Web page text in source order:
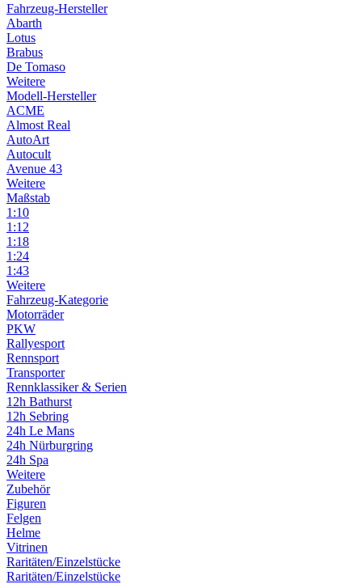
Fahrzeug-Hersteller
Abarth
Lotus
Brabus
De Tomaso
Weitere
Modell-Hersteller
ACME
Almost Real
AutoArt
Autocult
Avenue 43
Weitere
Maßstab
1:10
1:12
1:18
1:24
1:43
Weitere
Fahrzeug-Kategorie
Motorräder
PKW
Rallyesport
Rennsport
Transporter
Rennklassiker & Serien
12h Bathurst
12h Sebring
24h Le Mans
24h Nürburgring
24h Spa
Weitere
Zubehör
Figuren
Felgen
Helme
Vitrinen
Raritäten/Einzelstücke
Raritäten/Einzelstücke